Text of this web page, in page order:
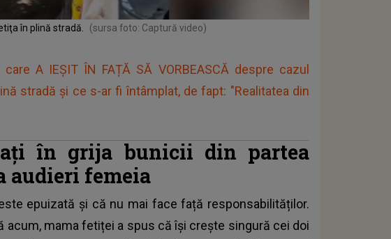
în plină stradă. (sursa foto: Captură video)
A IEȘIT ÎN FAȚĂ SĂ VORBEASCĂ despre cazul
stradă și ce s-ar fi întâmplat, de fapt: "Realitatea din
în grija bunicii din partea
audieri femeia
epuizată și că nu mai face față responsabilităților.
acum, mama fetiței a spus că își crește singură cei doi